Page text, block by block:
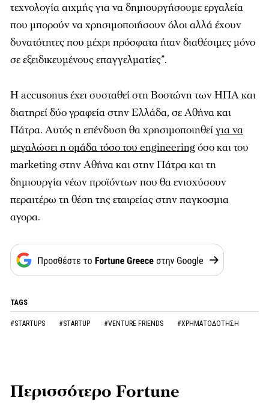
τεχνολογία αιχμής για να δημιουργήσουμε εργαλεία
που μπορούν να χρησιμοποιήσουν όλοι αλλά έχουν
δυνατότητες που μέχρι πρόσφατα ήταν διαθέσιμες μόνο
σε εξειδικευμένους επαγγελματίες”.
Η accusonus έχει συσταθεί στη Βοστώνη των ΗΠΑ και
διατηρεί δύο γραφεία στην Ελλάδα, σε Αθήνα και
Πάτρα. Αυτός η επένδυση θα χρησιμοποιηθείγια να
μεγαλώσει η ομάδα τόσο του engineeringόσο και του
marketing στην Αθήνα και στην Πάτρα και τη
δημιουργία νέων προϊόντων που θα ενισχύσουν
περαιτέρω τη θέση της εταιρείας στην παγκοσμια
αγορα.
TAGS
#STARTUPS #STARTUP #VENTURE FRIENDS #ΧΡΗΜΑΤΟΔΟΤΗΣΗ
Περισσότερο Fortune